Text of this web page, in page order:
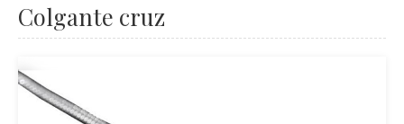
Colgante cruz